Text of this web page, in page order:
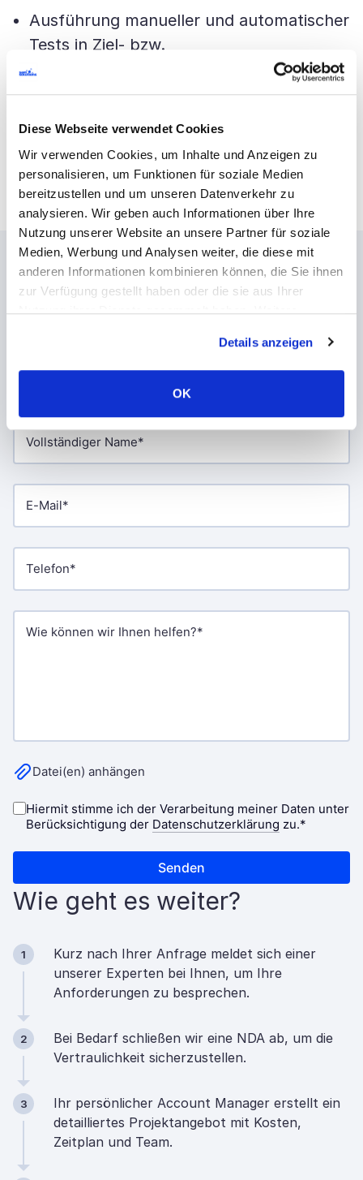
Diese Webseite verwendet Cookies
Wir verwenden Cookies, um Inhalte und Anzeigen zu
personalisieren, um Funktionen für soziale Medien
bereitzustellen und um unseren Datenverkehr zu
analysieren. Wir geben auch Informationen über Ihre
Nutzung unserer Website an unsere Partner für soziale
Medien, Werbung und Analysen weiter, die diese mit
anderen Informationen kombinieren können, die Sie ihnen
zur Verfügung gestellt haben oder die sie aus Ihrer
Nutzung ihrer Dienste gesammelt haben. Weitere
Details anzeigen
OK
Ausführung manueller und automatischer
Tests in Ziel- bzw.
Simulationsumgebungen
Security Testing, Performance Testing
und Stress Testing
Bereitstellung detaillierter Testberichte
und statistischer Daten
Kontaktieren Sie uns
– wir melden uns in Kürze bei Ihnen.
und wir helfen Ihnen, diese weiter auszuarbeiten.
Wie geht es weiter?
1
Kurz nach Ihrer Anfrage meldet sich einer
unserer Experten bei Ihnen, um Ihre
Anforderungen zu besprechen.
2
Bei Bedarf schließen wir eine NDA ab, um die
Vertraulichkeit sicherzustellen.
3
Ihr persönlicher Account Manager erstellt ein
detailliertes Projektangebot mit Kosten,
Zeitplan und Team.